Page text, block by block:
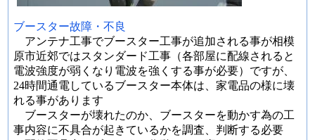
ブースター故障・不良
アンテナ工事でブースター工事が追加される事が相模
原市近郊ではスタンダード工事（各部屋に配線されると
電波強度が弱くなり電波を強くする事が必要）ですが、
24時間通電しているブースター本体は、家電品の様に壊
れる事があります
ブースターが壊れたのか、ブースターを動かす為の工
事内容に不具合が起きているかを調査、判断する必要